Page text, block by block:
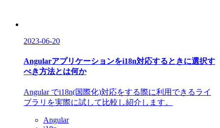
2023-06-20
Angularアプリケーションをi18n対応するときに選択す
べき方法とは何か
Angular でi18n(国際化)対応をする際に利用できるライ
ブラリを実際に試して比較し紹介します。
Angular